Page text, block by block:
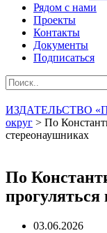
Рядом с нами
Проекты
Контакты
Документы
Подписаться
ИЗДАТЕЛЬСТВО
округ > По
стереонаушниках
По
03.06.2026